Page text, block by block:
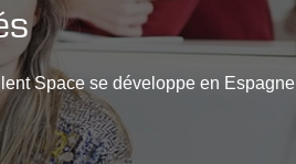
Space se développe en Espagne